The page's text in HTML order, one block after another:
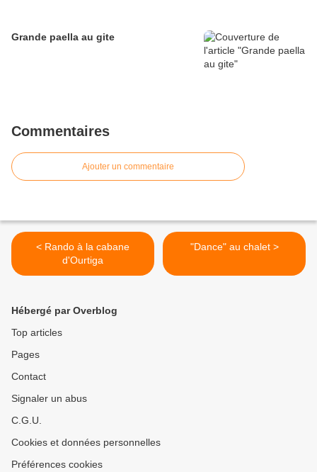
Grande paella au gite
Commentaires
Ajouter un commentaire
< Rando à la cabane
d'Ourtiga
"Dance" au chalet >
Hébergé par Overblog
Top articles
Pages
Contact
Signaler un abus
C.G.U.
Cookies et données personnelles
Préférences cookies